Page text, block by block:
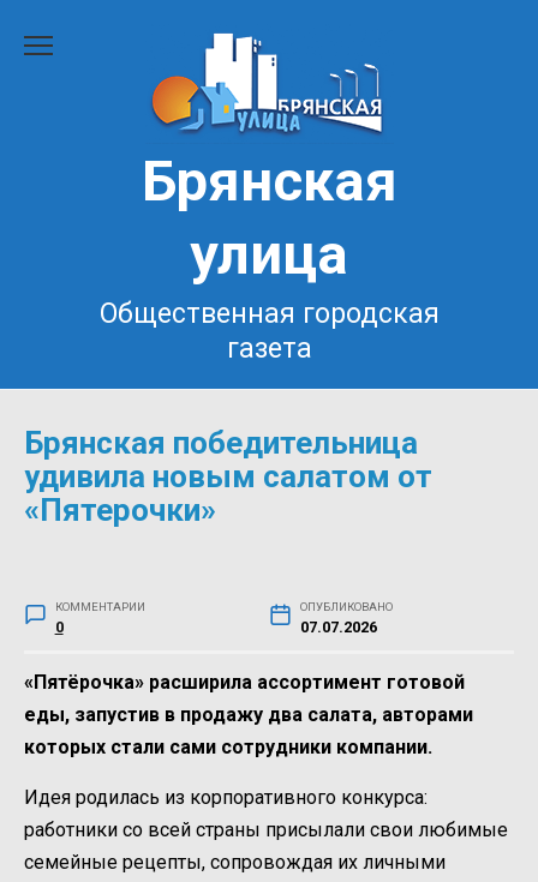
Брянская
улица
Общественная городская
газета
Брянская победительница
удивила новым салатом от
«Пятерочки»
КОММЕНТАРИИ
0
ОПУБЛИКОВАНО
07.07.2026
«Пятёрочка» расширила ассортимент готовой
еды, запустив в продажу два салата, авторами
которых стали сами сотрудники компании.
Идея родилась из корпоративного конкурса:
работники со всей страны присылали свои любимые
семейные рецепты, сопровождая их личными